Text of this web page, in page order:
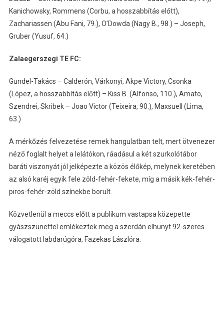
Kanichowsky, Rommens (Corbu, a hosszabbítás előtt),
Zachariassen (Abu Fani, 79.), O’Dowda (Nagy B., 98.) – Joseph,
Gruber (Yusuf, 64.)
Zalaegerszegi TE FC:
Gundel-Takács – Calderón, Várkonyi, Akpe Victory, Csonka
(López, a hosszabbítás előtt) – Kiss B. (Alfonso, 110.), Amato,
Szendrei, Skribek – Joao Victor (Teixeira, 90.), Maxsuell (Lima,
63.)
A mérkőzés felvezetése remek hangulatban telt, mert ötvenezer
néző foglalt helyet a lelátókon, ráadásul a két szurkolótábor
baráti viszonyát jól jelképezte a közös élőkép, melynek keretében
az alsó karéj egyik fele zöld-fehér-fekete, míg a másik kék-fehér-
piros-fehér-zöld színekbe borult.
Közvetlenül a meccs előtt a publikum vastapsa közepette
gyászszünettel emlékeztek meg a szerdán elhunyt 92-szeres
válogatott labdarúgóra, Fazekas Lászlóra.